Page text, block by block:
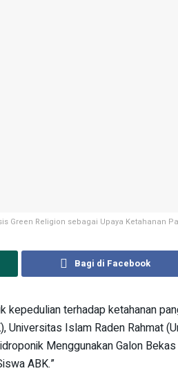
Green Religion sebagai Upaya Ketahanan
Bagi di Facebook
kepedulian terhadap ketahanan
Islam Raden Rahmat
Menggunakan Galon Bekas
ABK.”